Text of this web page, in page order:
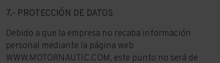
7.- PROTECCIÓN DE DATOS
Debido a que la empresa no recaba información
personal mediante la página web
WWW.MOTORNAUTIC.COM, este punto no será de